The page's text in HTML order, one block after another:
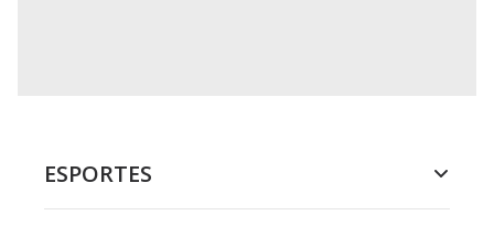
ESPORTES